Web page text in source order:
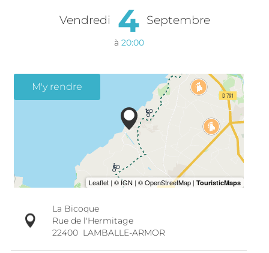
Vendredi 4 Septembre
à 20:00
M'y rendre
La Bicoque
Rue de l'Hermitage
22400 LAMBALLE-ARMOR